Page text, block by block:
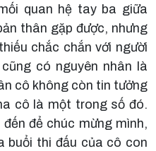
quan hệ tay ba giữa
thân gặp được, nhưng
chắc chắn với người
có nguyên nhân là
cô không còn tin tưởng
cô là một trong số đó.
để chúc mừng mình,
buổi thi đấu của cô con